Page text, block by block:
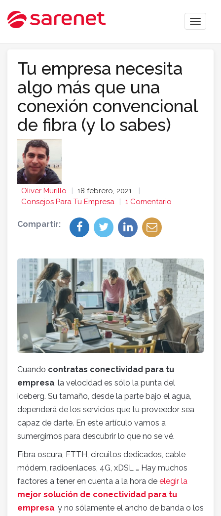
Toggle
Tu empresa necesita
algo más que una
conexión convencional
de fibra (y lo sabes)
Oliver Murillo
18 febrero, 2021
Consejos Para Tu Empresa
1 Comentario
Compartir:
Cuando contratas conectividad para tu
empresa, la velocidad es sólo la punta del
iceberg. Su tamaño, desde la parte bajo el agua,
dependerá de los servicios que tu proveedor sea
capaz de darte. En este artículo vamos a
sumergirnos para descubrir lo que no se vé.
Fibra oscura, FTTH, circuitos dedicados, cable
módem, radioenlaces, 4G, xDSL … Hay muchos
factores a tener en cuenta a la hora de elegir la
mejor solución de conectividad para tu
empresa, y no sólamente el ancho de banda o los